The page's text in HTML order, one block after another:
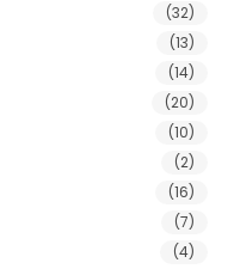
(32)
(13)
(14)
(20)
(10)
(2)
(16)
(7)
(4)